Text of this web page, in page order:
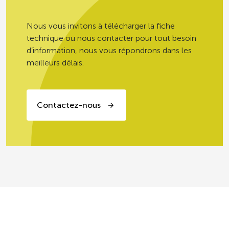
PRODUITS PRÊTS À CONSOMMER,
EN GRAMMES (± 10%)
Selon les recommandations, les
légumes d’aucy ont une fréquence de
consommation sur 20 repas
consécutifs de 10/20 minimum (hors
repas du soir) *
* GEMRCN = Groupe d’Etudes des
Nous vous invitons à télécharger la fiche
technique ou nous contacter pour tout besoin
d’information, nous vous répondrons dans les
meilleurs délais.
Contactez-nous